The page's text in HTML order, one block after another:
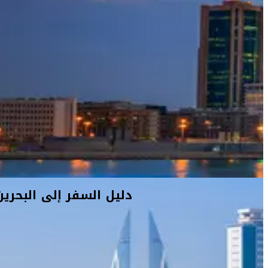
دليل السفر إلى
سرعان ما تشعر أنك في وطنك ما إن تطأ أرض البحرين التي تجذبك
بأصالتها وسحرها. لعبت دولة البحرين لسنوات عدة دوراً تجارياً مهماً مع
جيرانها في الخليج العربي ومنطقة الشرق الأوسط. فتفضل بزيارة